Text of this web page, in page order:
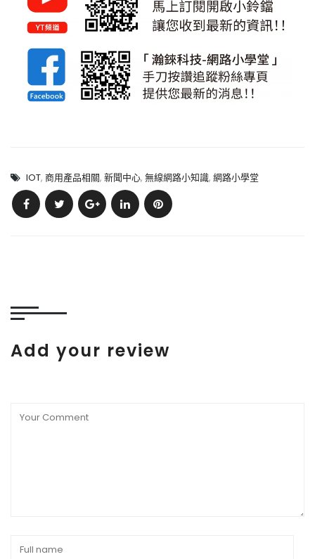
IOT, 商用產品相關, 新聞中心, 無線網路小知識, 網路小學堂
Add your review